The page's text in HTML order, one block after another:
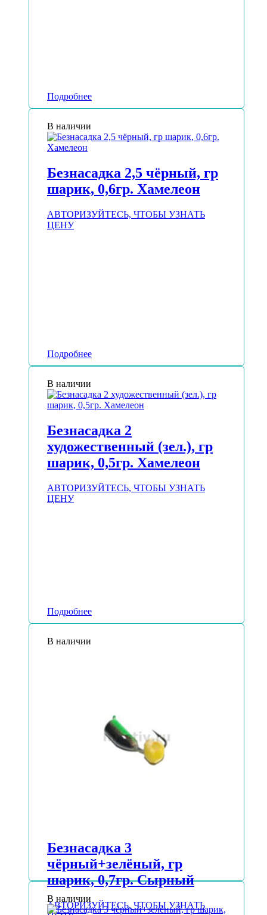
Подробнее
В наличии
Безнасадка 2,5 чёрный, гр
шарик, 0,6гр. Хамелеон
АВТОРИЗУЙТЕСЬ, ЧТОБЫ УЗНАТЬ
ЦЕНУ
Подробнее
В наличии
Безнасадка 2
художественный (зел.), гр
шарик, 0,5гр. Хамелеон
АВТОРИЗУЙТЕСЬ, ЧТОБЫ УЗНАТЬ
ЦЕНУ
Подробнее
В наличии
Безнасадка 3
чёрный+зелёный, гр
шарик, 0,7гр. Сырный
АВТОРИЗУЙТЕСЬ, ЧТОБЫ УЗНАТЬ
В наличии